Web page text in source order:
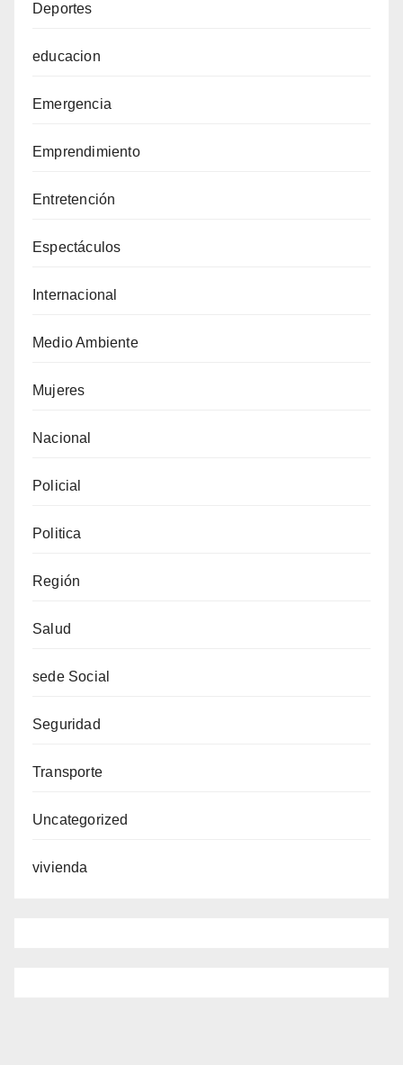
Deportes
educacion
Emergencia
Emprendimiento
Entretención
Espectáculos
Internacional
Medio Ambiente
Mujeres
Nacional
Policial
Politica
Región
Salud
sede Social
Seguridad
Transporte
Uncategorized
vivienda